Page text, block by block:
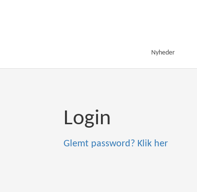
Nyheder
Login
Glemt password? Klik her